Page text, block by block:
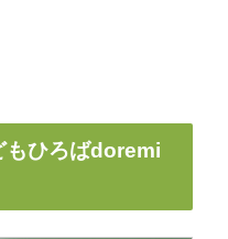
もひろばdoremi